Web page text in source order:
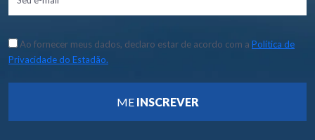
Ao fornecer meus dados, declaro estar de acordo com a Política de
Privacidade do Estadão.
ME INSCREVER